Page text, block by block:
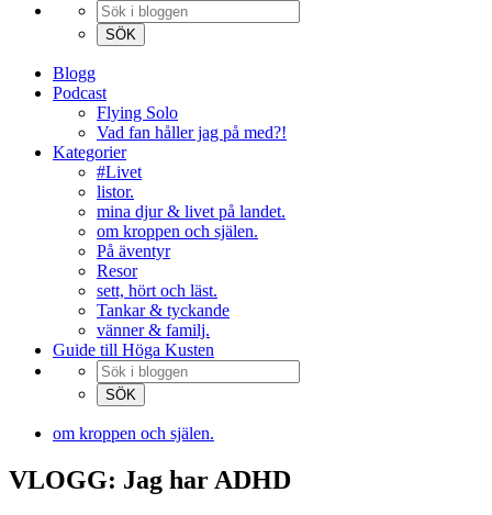
Blogg
Podcast
Flying Solo
Vad fan håller jag på med?!
Kategorier
#Livet
listor.
mina djur & livet på landet.
om kroppen och själen.
På äventyr
Resor
sett, hört och läst.
Tankar & tyckande
vänner & familj.
Guide till Höga Kusten
om kroppen och själen.
VLOGG: Jag har ADHD